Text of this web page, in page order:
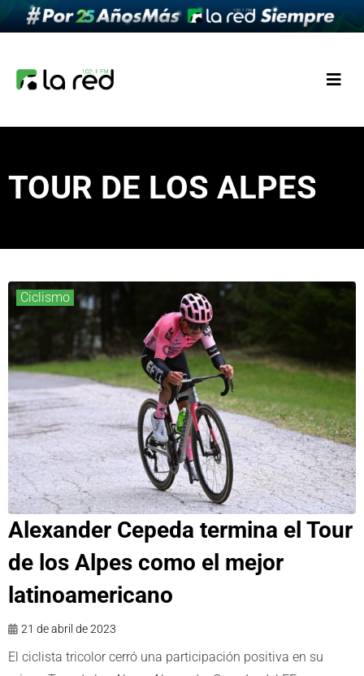
TOUR DE LOS ALPES
Ciclismo
Alexander Cepeda termina el Tour
de los Alpes como el mejor
latinoamericano
21 de abril de 2023
El ciclista tricolor cerró una participación positiva en su